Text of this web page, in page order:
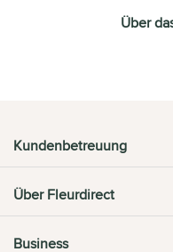
Über
Kundenbetreuung
Über Fleurdirect
Business